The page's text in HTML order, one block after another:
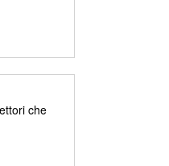
che